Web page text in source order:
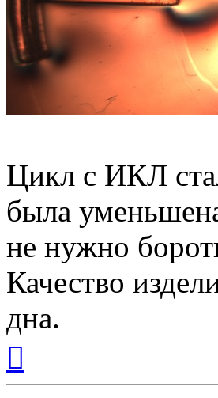
Цикл с ИКЛ
была
не нужно
Качество
дна.
началу